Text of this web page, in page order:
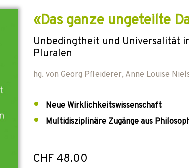
«Das ganze ungeteilte
Unbedingtheit und Universalität
Pluralen
hg. von Georg Pfleiderer, Anne Louise
Neue Wirklichkeitswissenschaft
Multidisziplinäre Zugänge aus
CHF 48.00